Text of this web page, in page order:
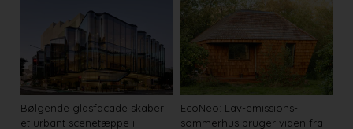
Bølgende glasfacade skaber
et urbant scenetæppe i
EcoNeo: Lav-emissions-
sommerhus bruger viden fra